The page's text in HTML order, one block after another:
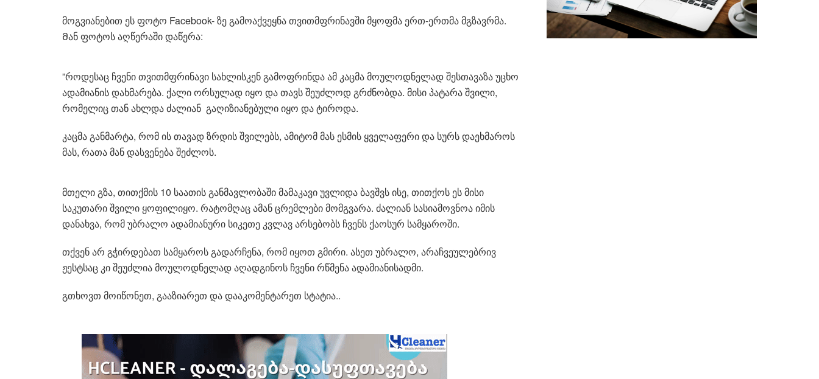
მოგვიანებით ეს ფოტო Facebook- ზე გამოაქვეყნა თვითმფრინავში მყოფმა ერთ-ერთმა მგზავრმა.
Მან ფოტოს აღწერაში დაწერა:
”როდესაც ჩვენი თვითმფრინავი სახლისკენ გამოფრინდა ამ კაცმა მოულოდნელად შესთავაზა უცხო
ადამიანის დახმარება. ქალი ორსულად იყო და თავს შეუძლოდ გრძნობდა. მისი პატარა შვილი,
რომელიც თან ახლდა ძალიან გაღიზიანებული იყო და ტიროდა.
კაცმა განმარტა, რომ ის თავად ზრდის შვილებს, ამიტომ მას ესმის ყველაფერი და სურს დაეხმაროს
მას, რათა მან დასვენება შეძლოს.
მთელი გზა, თითქმის 10 საათის განმავლობაში მამაკავი უვლიდა ბავშვს ისე, თითქოს ეს მისი
საკუთარი შვილი ყოფილიყო. რატომღაც ამან ცრემლები მომგვარა. ძალიან სასიამოვნოა იმის
დანახვა, რომ უბრალო ადამიანური სიკეთე კვლავ არსებობს ჩვენს ქაოსურ სამყაროში.
თქვენ არ გჭირდებათ სამყაროს გადარჩენა, რომ იყოთ გმირი. ასეთ უბრალო, არაჩვეულებრივ
ჟესტსაც კი შეუძლია მოულოდნელად აღადგინოს ჩვენი რწმენა ადამიანისადმი.
გთხოვთ მოიწონეთ, გააზიარეთ და დააკომენტარეთ სტატია..